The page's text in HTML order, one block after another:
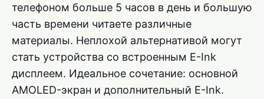
телефоном больше 5 часов в день и большую
часть времени читаете различные
материалы. Неплохой альтернативой могут
стать устройства со встроенным E-Ink
дисплеем. Идеальное сочетание: основной
AMOLED-экран и дополнительный E-Ink.